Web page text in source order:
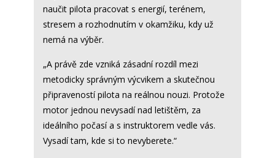
naučit pilota pracovat s energií, terénem,
stresem a rozhodnutím v okamžiku, kdy už
nemá na výběr.
„A právě zde vzniká zásadní rozdíl mezi
metodicky správným výcvikem a skutečnou
připraveností pilota na reálnou nouzi. Protože
motor jednou nevysadí nad letištěm, za
ideálního počasí a s instruktorem vedle vás.
Vysadí tam, kde si to nevyberete.“